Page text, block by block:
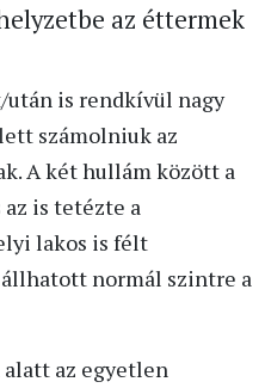
az éttermek
is rendkívül nagy
számolniuk az
A két hullám között a
is tetézte a
lakos is félt
normál szintre a
az egyetlen